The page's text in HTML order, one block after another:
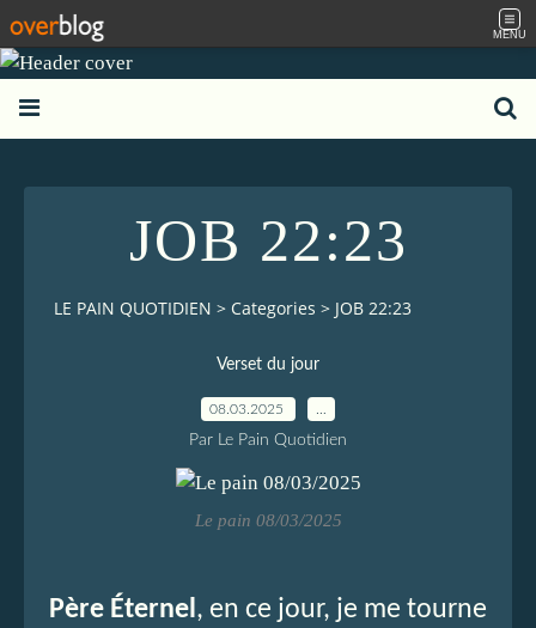
MENU
JOB 22:23
LE PAIN QUOTIDIEN > Categories > JOB 22:23
Verset du jour
08.03.2025
Par Le Pain Quotidien
Le pain 08/03/2025
Père Éternel , en ce jour, je me tourne